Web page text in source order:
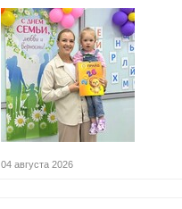
04 августа 2026